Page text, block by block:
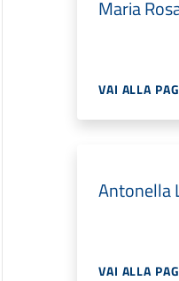
Maria
VAI ALLA
Antonella
VAI ALLA